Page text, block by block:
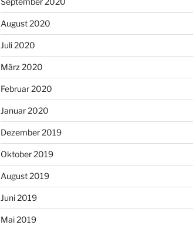
August 2020
Juli 2020
März 2020
Februar 2020
Januar 2020
Dezember 2019
Oktober 2019
August 2019
Juni 2019
Mai 2019